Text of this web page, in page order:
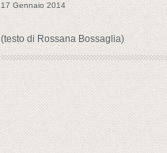
17 Gennaio 2014
(testo di Rossana Bossaglia)